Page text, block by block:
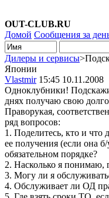
OUT-CLUB.RU
Домой Сообщения за
Дилеры и сервисы
Японии
Vlastmir15:45 10.11.2008
Одноклубники!
днях получаю свою
Праворукая,
ряд вопросов:
1. Поделитесь, кто и что
ее получения (если она
обязательном порядке?
2. Насколько я понимаю,
3. Могу ли я
4. Обслуживает ли ОД